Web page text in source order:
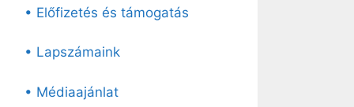
• Előfizetés és támogatás
• Lapszámaink
• Médiaajánlat